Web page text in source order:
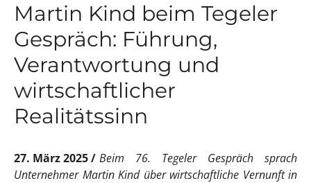
Martin Kind beim Tegeler
Gespräch: Führung,
Verantwortung und
wirtschaftlicher
Realitätssinn
27. März 2025
Beim 76. Tegeler Gespräch sprach
Unternehmer Martin Kind über wirtschaftliche Vernunft in